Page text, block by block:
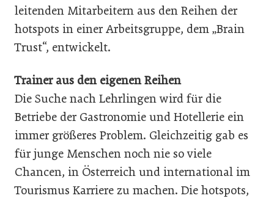
leitenden Mitarbeitern aus den Reihen der
hotspots in einer Arbeitsgruppe, dem „Brain
Trust“, entwickelt.
Trainer aus den eigenen Reihen
Die Suche nach Lehrlingen wird für die
Betriebe der Gastronomie und Hotellerie ein
immer größeres Problem. Gleichzeitig gab es
für junge Menschen noch nie so viele
Chancen, in Österreich und international im
Tourismus Karriere zu machen. Die hotspots,